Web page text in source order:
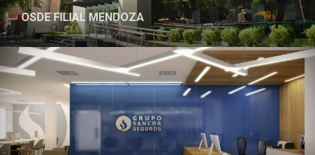
OSDE FILIAL MENDOZA
PROYECTO